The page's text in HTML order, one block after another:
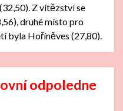
Z vítězství se
druhé místo pro
byla Hoříněves (27,80).
odpoledne